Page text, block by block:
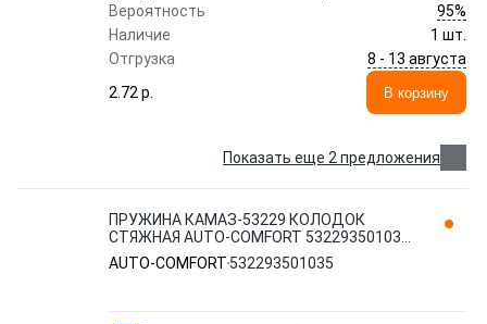
Вероятность
95%
Наличие
1 шт.
Отгрузка
8 - 13 августа
2.72 p.
В корзину
Показать еще 2 предложения
ПРУЖИНА КАМАЗ-53229 КОЛОДОК
СТЯЖНАЯ AUTO-COMFORT 532293501035
/ 532293501035 / 532293501035
AUTO-COMFORT 532293501035